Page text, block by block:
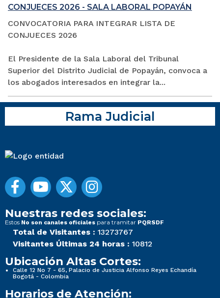
CONJUECES 2026 - SALA LABORAL POPAYÁN
CONVOCATORIA PARA INTEGRAR LISTA DE
CONJUECES 2026
El Presidente de la Sala Laboral del Tribunal
Superior del Distrito Judicial de Popayán, convoca a
los abogados interesados en integrar la...
Rama Judicial
Nuestras redes sociales:
Estos No son canales oficiales para tramitar PQRSDF
Total de Visitantes : 13273767
Visitantes Últimas 24 horas : 10812
Ubicación Altas Cortes:
Calle 12 No 7 - 65, Palacio de Justicia Alfonso Reyes Echandía
Bogotá - Colombia
Horarios de Atención: